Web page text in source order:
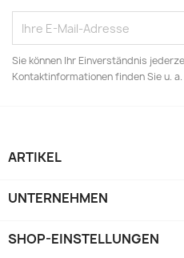
Sie können Ihr Einverständnis
Kontaktinformationen finden Sie u.
ARTIKEL
UNTERNEHMEN
SHOP-EINSTELLUNGEN